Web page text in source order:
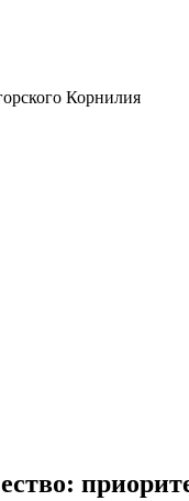
Корнилия